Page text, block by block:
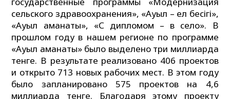
сельского здравоохранения», «Ауыл – ел бесігі»,
«Ауыл аманаты», «С дипломом – в село». В
прошлом году в нашем регионе по программе
«Ауыл аманаты» было выделено три миллиарда
тенге. В результате реализовано 406 проектов
и открыто 713 новых рабочих мест. В этом году
было запланировано 575 проектов на 4,6
миллиарда тенге. Благодаря этому проекту